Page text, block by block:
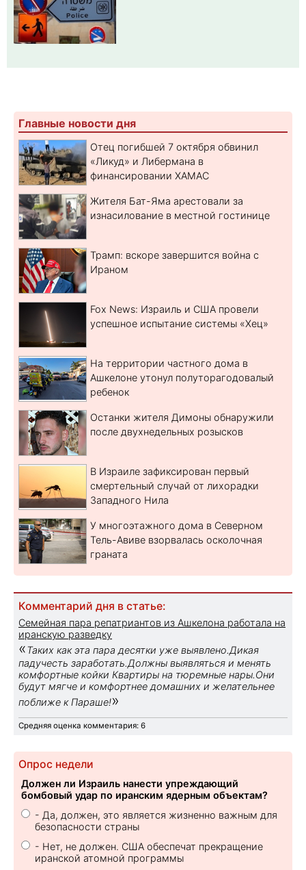
Главные новости дня
Отец погибшей 7 октября обвинил
«Ликуд» и Либермана в
финансировании ХАМАС
Жителя Бат-Яма арестовали за
изнасилование в местной гостинице
Трамп: вскоре завершится война с
Ираном
Fox News: Израиль и США провели
успешное испытание системы «Хец»
На территории частного дома в
Ашкелоне утонул полуторагодовалый
ребенок
Останки жителя Димоны обнаружили
после двухнедельных розысков
В Израиле зафиксирован первый
смертельный случай от лихорадки
Западного Нила
У многоэтажного дома в Северном
Тель-Авиве взорвалась осколочная
граната
Комментарий дня в статье:
Семейная пара репатриантов из Ашкелона работала на
иранскую разведку
«Таких как эта пара десятки уже выявлено.Дикая
падучесть заработать.Должны выявляться и менять
комфортные койки Квартиры на тюремные нары.Они
будут мягче и комфортнее домашних и желательнее
поближе к Параше!»
Средняя оценка комментария: 6
Опрос недели
Должен ли Израиль нанести упреждающий
бомбовый удар по иранским ядерным объектам?
- Да, должен, это является жизненно важным для
безопасности страны
- Нет, не должен. США обеспечат прекращение
иранской атомной программы